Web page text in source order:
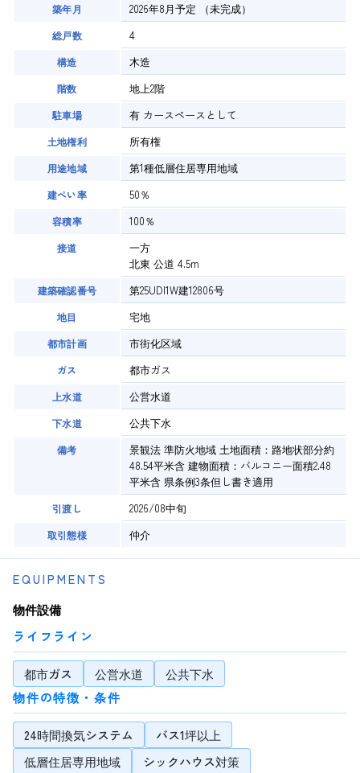
築年月 2026年8月予定 （未完成）
総戸数 4
構造 木造
階数 地上2階
駐車場 有 カースペースとして
土地権利 所有権
用途地域 第1種低層住居専用地域
建ぺい率 50％
容積率 100％
接道
一方
北東 公道 4.5m
建築確認番号 第25UDI1W建12806号
地目 宅地
都市計画 市街化区域
ガス 都市ガス
上水道 公営水道
下水道 公共下水
備考
景観法 準防火地域 土地面積：路地状部分約
48.54平米含 建物面積：バルコニー面積2.48
平米含 県条例3条但し書き適用
引渡し 2026/08中旬
取引態様 仲介
EQUIPMENTS
物件設備
ライフライン
都市ガス 公営水道
公共下水
物件の特徴・条件
24時間換気システム
バス1坪以上
低層住居専用地域
シックハウス対策